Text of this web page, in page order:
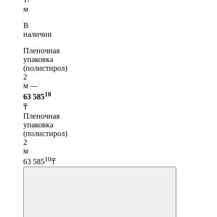
м
В
наличии
Пленочная
упаковка
(полистирол)
2
м —
63 58510
₸
Пленочная
упаковка
(полистирол)
2
м
63 58510₸